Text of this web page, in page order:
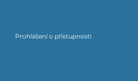
Prohlášení o přístupnosti